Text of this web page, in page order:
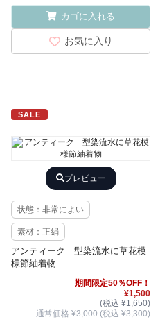
カゴに入れる
お気に入り
SALE
プレビュー
状態：非常によい
素材：正絹
アンティーク 型染流水に草花模
様節紬着物
期間限定50％OFF！
¥1,500
(税込 ¥1,650)
通常価格 ¥3,000 (税込 ¥3,300)